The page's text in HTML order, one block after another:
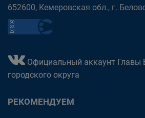
652600, Кемеровская обл., г.
Официальный аккаунт Главы
городского округа
РЕКОМЕНДУЕМ